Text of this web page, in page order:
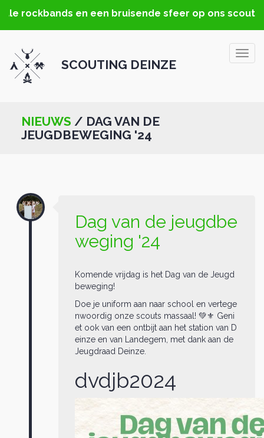
rockbands en een bruisende sfeer op ons
SCOUTING DEINZE
NIEUWS / DAG VAN DE
JEUGDBEWEGING '24
Dag van de jeugdbe
weging '24
Komende vrijdag is het Dag van de Jeugd
beweging!
Doe je uniform aan naar school en vertege
nwoordig onze scouts massaal! 💚⚜️ Geni
et ook van een ontbijt aan het station van D
einze en van Landegem, met dank aan de
Jeugdraad Deinze.
dvdjb2024